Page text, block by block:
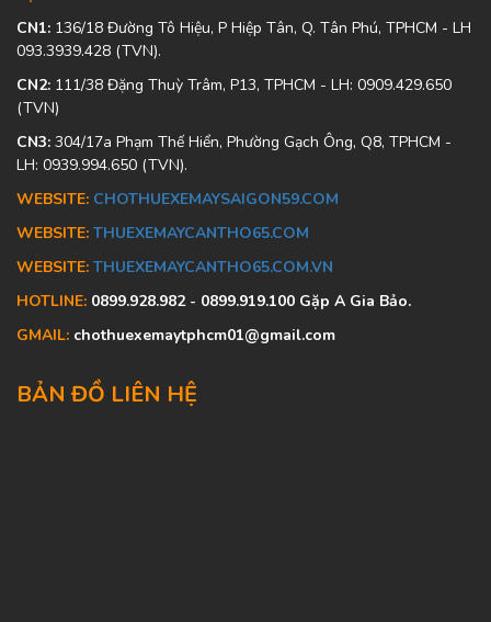
CN1: 136/18 Đường Tô Hiệu, P Hiệp Tân, Q. Tân Phú, TPHCM - LH
093.3939.428 (TVN).
CN2: 111/38 Đặng Thuỳ Trâm, P13, TPHCM - LH: 0909.429.650
(TVN)
CN3: 304/17a Phạm Thế Hiển, Phường Gạch Ông, Q8, TPHCM -
LH: 0939.994.650 (TVN).
WEBSITE: CHOTHUEXEMAYSAIGON59.COM
WEBSITE: THUEXEMAYCANTHO65.COM
WEBSITE: THUEXEMAYCANTHO65.COM.VN
HOTLINE: 0899.928.982 - 0899.919.100 Gặp A Gia Bảo.
GMAIL: chothuexemaytphcm01@gmail.com
BẢN ĐỒ LIÊN HỆ